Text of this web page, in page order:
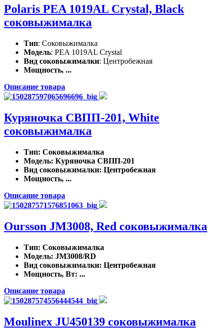
Polaris PEA 1019AL Crystal, Black
соковыжималка
Тип: Соковыжималка
Модель: PEA 1019AL Crystal
Вид соковыжималки: Центробежная
Мощность, ...
Описание товара
Куряночка СВПП-201, White
соковыжималка
Тип: Соковыжималка
Модель: Куряночка СВПП-201
Вид соковыжималки: Центробежная
Мощность, ...
Описание товара
Oursson JM3008, Red соковыжималка
Тип: Соковыжималка
Модель: JM3008/RD
Вид соковыжималки: Центробежная
Мощность, Вт: ...
Описание товара
Moulinex JU450139 соковыжималка